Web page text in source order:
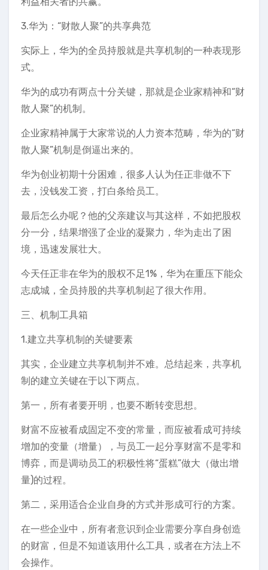
3.华为：“财散人聚”的共享典范
实际上，华为的全员持股就是共享机制的一种表现形
式。
华为的成功有两点十分关键，那就是企业家精神和“财
散人聚”的机制。
企业家精神属于大家常说的人力资本范畴，华为的“财
散人聚”机制是倒逼出来的。
华为创业初期十分困难，很多人认为任正非做不下
去，没钱发工资，打白条给员工。
最后怎么办呢？他的父亲建议与其这样，不如把股权
分一分，结果增强了企业的凝聚力，华为走出了困
境，迅速发展壮大。
今天任正非在华为的股权不足1%，华为在重压下能众
志成城，全员持股的共享机制起了很大作用。
三、机制工具箱
1.建立共享机制的关键要素
其实，企业建立共享机制并不难。总结起来，共享机
制的建立关键在于以下两点。
第一，所有者要开明，也要不断转变思想。
财富不应被看成固定不变的常量，而应被看成可持续
增加的变量（增量），与员工一起分享财富不是零和
博弈，而是调动员工的积极性将“蛋糕”做大（做出增
量)的过程。
第二，采用适合企业自身的方式并形成可行的方案。
在一些企业中，所有者意识到企业需要分享自身创造
的财富，但是不知道该用什么工具，或者在方法上不
会操作。